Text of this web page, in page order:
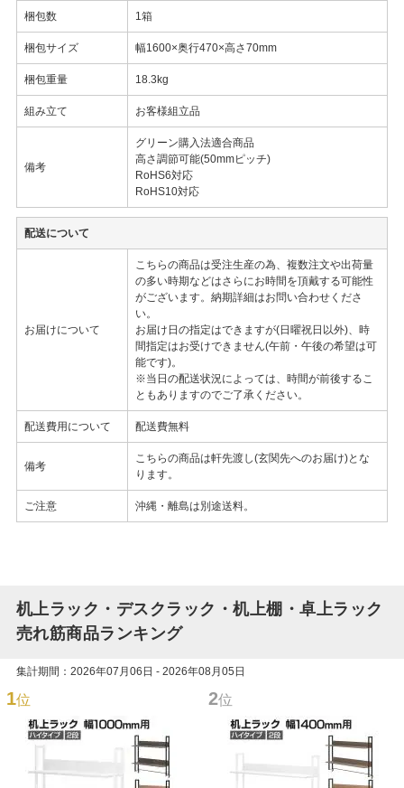
梱包数 1箱
梱包サイズ 幅1600×奥行470×高さ70mm
梱包重量 18.3kg
組み立て お客様組立品
備考
グリーン購入法適合商品
高さ調節可能(50mmピッチ)
RoHS6対応
RoHS10対応
配送について
お届けについて
こちらの商品は受注生産の為、複数注文や出荷量
の多い時期などはさらにお時間を頂戴する可能性
がございます。納期詳細はお問い合わせくださ
い。
お届け日の指定はできますが(日曜祝日以外)、時
間指定はお受けできません(午前・午後の希望は可
能です)。
※当日の配送状況によっては、時間が前後するこ
ともありますのでご了承ください。
配送費用について 配送費無料
備考
こちらの商品は軒先渡し(玄関先へのお届け)とな
ります。
ご注意 沖縄・離島は別途送料。
机上ラック・デスクラック・机上棚・卓上ラック
売れ筋商品ランキング
集計期間：2026年07月06日 - 2026年08月05日
1位 2位